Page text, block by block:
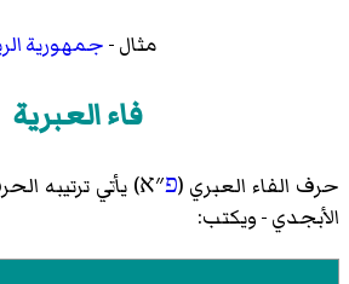
مثال -جمهورية
فاء العبرية
حرف الفاء العبري (פ
الأبجدي - ويكتب: